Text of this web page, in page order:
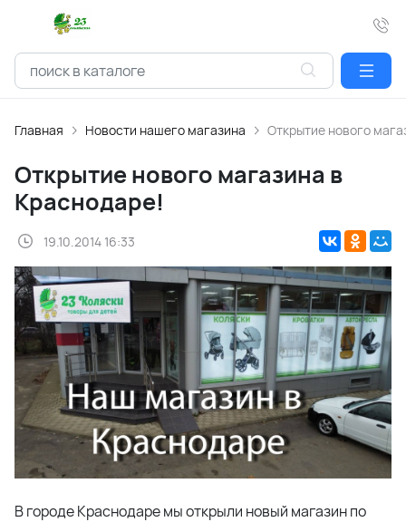
Главная Новости нашего магазина Открытие нового
Открытие нового магазина в
Краснодаре!
19.10.2014 16:33
В городе Краснодаре мы открыли новый магазин по